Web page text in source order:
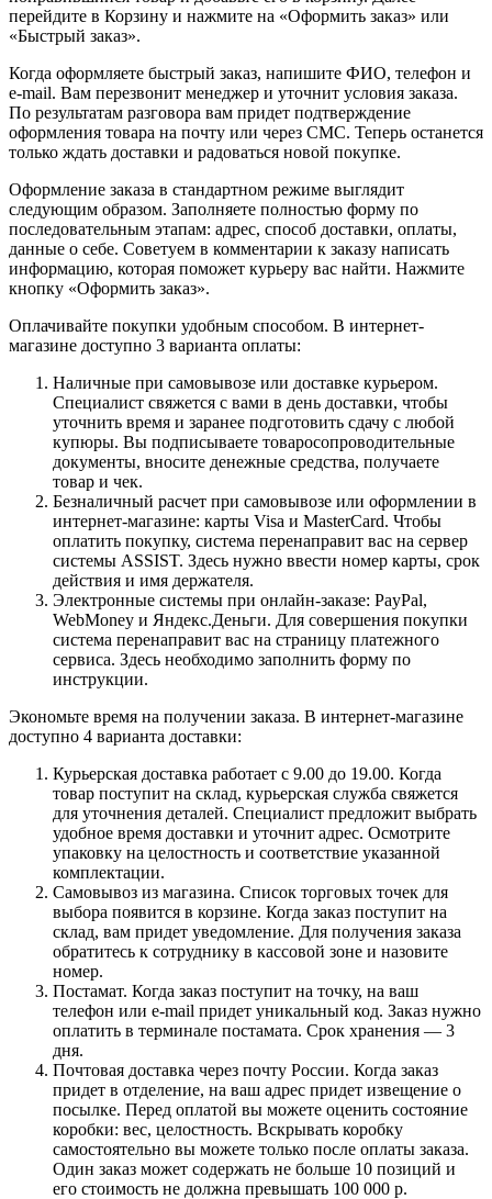
перейдите в Корзину и нажмите на «Оформить заказ» или
«Быстрый заказ».
Когда оформляете быстрый заказ, напишите ФИО, телефон и
e-mail. Вам перезвонит менеджер и уточнит условия заказа.
По результатам разговора вам придет подтверждение
оформления товара на почту или через СМС. Теперь останется
только ждать доставки и радоваться новой покупке.
Оформление заказа в стандартном режиме выглядит
следующим образом. Заполняете полностью форму по
последовательным этапам: адрес, способ доставки, оплаты,
данные о себе. Советуем в комментарии к заказу написать
информацию, которая поможет курьеру вас найти. Нажмите
кнопку «Оформить заказ».
Оплачивайте покупки удобным способом. В интернет-
магазине доступно 3 варианта оплаты:
Наличные при самовывозе или доставке курьером.
Специалист свяжется с вами в день доставки, чтобы
уточнить время и заранее подготовить сдачу с любой
купюры. Вы подписываете товаросопроводительные
документы, вносите денежные средства, получаете
товар и чек.
Безналичный расчет при самовывозе или оформлении в
интернет-магазине: карты Visa и MasterCard. Чтобы
оплатить покупку, система перенаправит вас на сервер
системы ASSIST. Здесь нужно ввести номер карты, срок
действия и имя держателя.
Электронные системы при онлайн-заказе: PayPal,
WebMoney и Яндекс.Деньги. Для совершения покупки
система перенаправит вас на страницу платежного
сервиса. Здесь необходимо заполнить форму по
инструкции.
Экономьте время на получении заказа. В интернет-магазине
доступно 4 варианта доставки:
Курьерская доставка работает с 9.00 до 19.00. Когда
товар поступит на склад, курьерская служба свяжется
для уточнения деталей. Специалист предложит выбрать
удобное время доставки и уточнит адрес. Осмотрите
упаковку на целостность и соответствие указанной
комплектации.
Самовывоз из магазина. Список торговых точек для
выбора появится в корзине. Когда заказ поступит на
склад, вам придет уведомление. Для получения заказа
обратитесь к сотруднику в кассовой зоне и назовите
номер.
Постамат. Когда заказ поступит на точку, на ваш
телефон или e-mail придет уникальный код. Заказ нужно
оплатить в терминале постамата. Срок хранения — 3
дня.
Почтовая доставка через почту России. Когда заказ
придет в отделение, на ваш адрес придет извещение о
посылке. Перед оплатой вы можете оценить состояние
коробки: вес, целостность. Вскрывать коробку
самостоятельно вы можете только после оплаты заказа.
Один заказ может содержать не больше 10 позиций и
его стоимость не должна превышать 100 000 р.